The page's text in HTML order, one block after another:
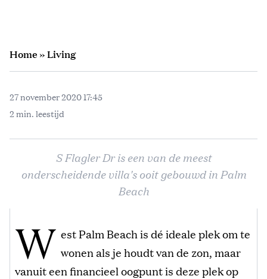
Home»Living
27 november 2020 17:45
2 min. leestijd
S Flagler Dr is een van de meest
onderscheidende villa's ooit gebouwd in Palm
Beach
W est Palm Beach is dé ideale plek om te
wonen als je houdt van de zon, maar
vanuit een financieel oogpunt is deze plek op